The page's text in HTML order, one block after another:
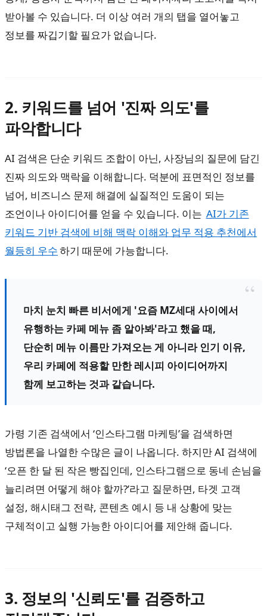
받아볼 수 있습니다. 더 이상 여러 개의 탭을 열어놓고
정보를 짜깁기할 필요가 없습니다.
2. 키워드를 넘어 '진짜 의도'를
파악합니다
AI 검색은 단순 키워드 조합이 아닌, 사장님의 질문에 담긴
진짜 의도와 맥락을 이해합니다. 덕분에 표면적인 정보를
넘어, 비즈니스 문제 해결에 실질적인 도움이 되는
조언이나 아이디어를 얻을 수 있습니다. 이는 AI가 기존
키워드 기반 검색에 비해 맥락 이해와 업무 적용 추천에서
월등히 우수하기 때문에 가능합니다.
마치 눈치 빠른 비서에게 '요즘 MZ세대 사이에서
유행하는 카페 메뉴 좀 알아봐'라고 했을 때,
단순히 메뉴 이름만 가져오는 게 아니라 인기 이유,
우리 카페에 적용할 만한 레시피 아이디어까지
함께 보고하는 것과 같습니다.
가령 기존 검색에서 ‘인스타그램 마케팅’을 검색하면
방법론을 나열한 수많은 글이 나옵니다. 하지만 AI 검색에
‘오픈 한 달 된 작은 빵집인데, 인스타그램으로 동네 손님을
늘리려면 어떻게 해야 할까?’라고 질문하면, 타겟 고객
설정, 해시태그 전략, 콘텐츠 예시 등 내 상황에 맞는
구체적이고 실행 가능한 아이디어를 제안해 줍니다.
3. 정보의 '신뢰도'를 검증하고